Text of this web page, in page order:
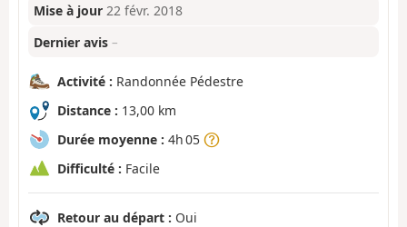
Mise à jour 22 févr. 2018
Dernier avis –
Activité : Randonnée Pédestre
Distance : 13,00 km
Durée moyenne : 4h 05
Difficulté : Facile
Retour au départ : Oui